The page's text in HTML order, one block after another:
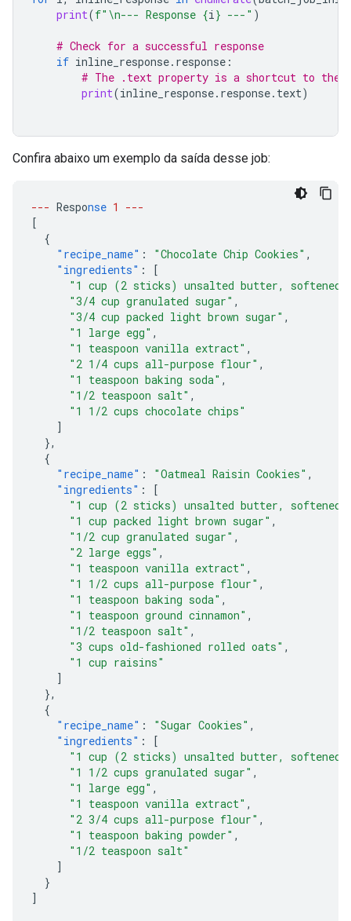
print(f" \n--- Response {i} ---" )
# Check for a successful response
if inline_response. response :
# The .text property is a shortcut to the
print(inline_response. response. text)
Confira abaixo um exemplo da saída desse job:
--- Response 1
---
[
{
"recipe_name" : "Chocolate Chip Cookies" ,
"ingredients" :
[
"1 cup (2 sticks) unsalted butter, softened"
"3/4 cup granulated sugar" ,
"3/4 cup packed light brown sugar" ,
"1 large egg" ,
"1 teaspoon vanilla extract" ,
"2 1/4 cups all-purpose flour" ,
"1 teaspoon baking soda" ,
"1/2 teaspoon salt" ,
"1 1/2 cups chocolate chips"
]
},
{
"recipe_name" : "Oatmeal Raisin Cookies" ,
"ingredients" :
[
"1 cup (2 sticks) unsalted butter, softened"
"1 cup packed light brown sugar" ,
"1/2 cup granulated sugar" ,
"2 large eggs" ,
"1 teaspoon vanilla extract" ,
"1 1/2 cups all-purpose flour" ,
"1 teaspoon baking soda" ,
"1 teaspoon ground cinnamon" ,
"1/2 teaspoon salt" ,
"3 cups old-fashioned rolled oats" ,
"1 cup raisins"
]
},
{
"recipe_name" : "Sugar Cookies" ,
"ingredients" :
[
"1 cup (2 sticks) unsalted butter, softened"
"1 1/2 cups granulated sugar" ,
"1 large egg" ,
"1 teaspoon vanilla extract" ,
"2 3/4 cups all-purpose flour" ,
"1 teaspoon baking powder" ,
"1/2 teaspoon salt"
]
}
]